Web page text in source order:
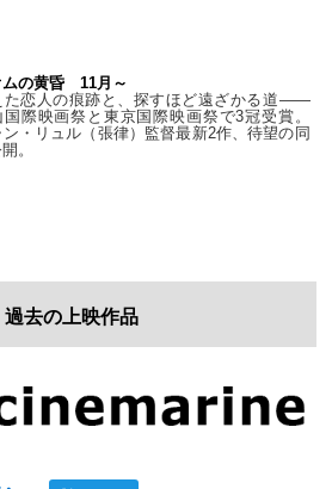
ムの黄昏 11月～
た恋人の痕跡と、探すほど遠ざかる道——
国際映画祭と東京国際映画祭で3冠受賞。
・リュル（張律）監督最新2作、待望の同
。
過去の上映作品